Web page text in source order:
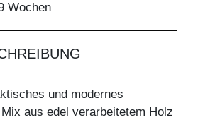
Wochen
und modernes
aus edel verarbeitetem Holz